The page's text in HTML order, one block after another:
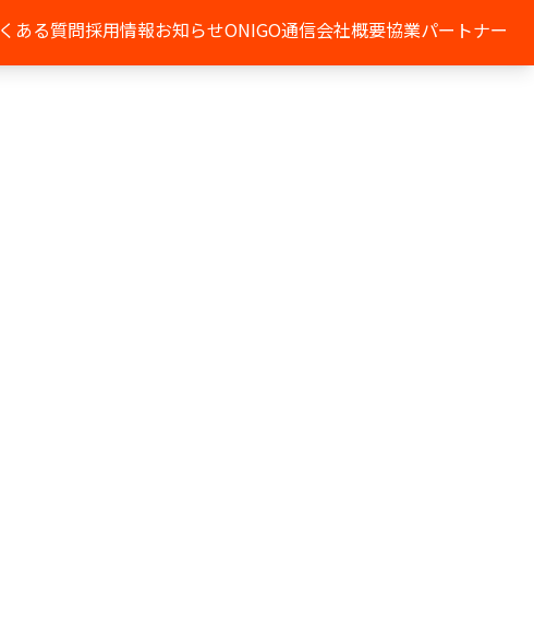
ある質問採用情報お知らせONIGO通信会社概要協業パートナー